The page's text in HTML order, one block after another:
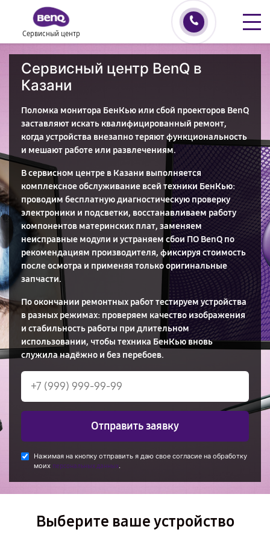
Сервисный центр
Сервисный центр BenQ в
Казани
Поломка монитора БенКью или сбой проекторов BenQ
заставляют искать квалифицированный ремонт,
когда устройства внезапно теряют функциональность
и мешают работе или развлечениям.
В сервисном центре в Казани выполняется
комплексное обслуживание всей техники БенКью:
проводим бесплатную диагностическую проверку
электроники и подсветки, восстанавливаем работу
компонентов материнских плат, заменяем
неисправные модули и устраняем сбои ПО BenQ по
рекомендациям производителя, фиксируя стоимость
после осмотра и применяя только оригинальные
запчасти.
По окончании ремонтных работ тестируем устройства
в разных режимах: проверяем качество изображения
и стабильность работы при длительном
использовании, чтобы техника БенКью вновь
служила надёжно и без перебоев.
Отправить заявку
Нажимая на кнопку отправить я даю свое согласие на обработку
моих персональных данных.
Выберите ваше устройство